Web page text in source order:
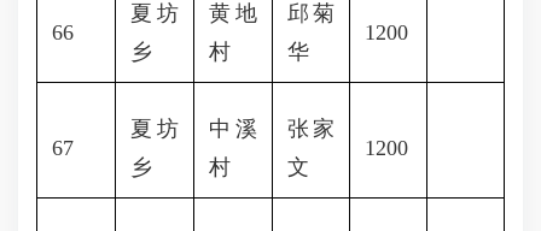
66
夏坊
乡
黄地
村
邱菊
华
1200
67
夏坊
乡
中溪
村
张家
文
1200